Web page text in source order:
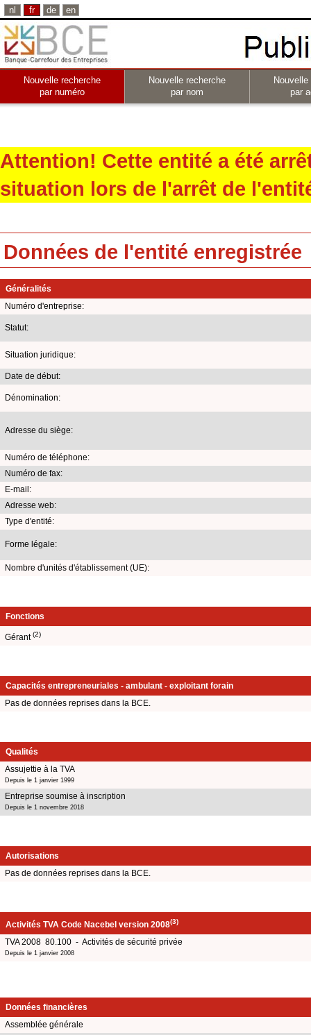
nl fr de en
Nouvelle recherche
par numéro
Nouvelle recherche
par nom
par
Attention! Cette entité a été
situation lors de l'arrêt de
Données de l'entité enregistrée
Généralités
Numéro d'entreprise:
Statut:
Situation juridique:
Date de début:
Dénomination:
Adresse du siège:
Numéro de téléphone:
Numéro de fax:
E-mail:
Adresse web:
Type d'entité:
Forme légale:
Nombre d'unités d'établissement (UE):
Fonctions
Gérant(2)
Capacités entrepreneuriales - ambulant - exploitant forain
Pas de données reprises dans la BCE.
Qualités
Assujettie à la TVA
Depuis le 1 janvier 1999
Entreprise soumise à inscription
Depuis le 1 novembre 2018
Autorisations
Pas de données reprises dans la BCE.
Activités TVA Code Nacebel version 2008(3)
TVA 2008 80.100 - Activités de sécurité privée
Depuis le 1 janvier 2008
Données financières
Assemblée générale